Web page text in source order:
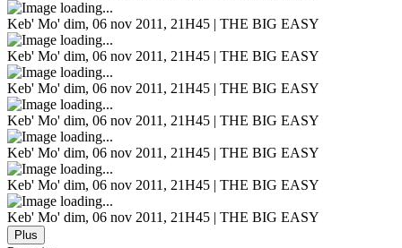
Keb' Mo' dim, 06 nov 2011, 21H45 | THE BIG EASY
Keb' Mo' dim, 06 nov 2011, 21H45 | THE BIG EASY
Keb' Mo' dim, 06 nov 2011, 21H45 | THE BIG EASY
Keb' Mo' dim, 06 nov 2011, 21H45 | THE BIG EASY
Keb' Mo' dim, 06 nov 2011, 21H45 | THE BIG EASY
Keb' Mo' dim, 06 nov 2011, 21H45 | THE BIG EASY
Keb' Mo' dim, 06 nov 2011, 21H45 | THE BIG EASY
Plus